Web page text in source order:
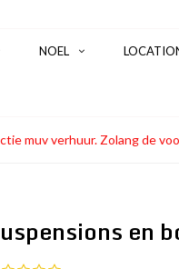
NOEL
muv verhuur. Zolang de
en